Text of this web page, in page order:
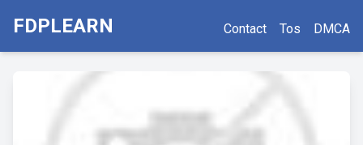
FDPLEARN Contact Tos DMCA